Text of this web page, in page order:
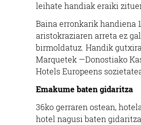
leihate handiak eraiki
Baina erronkarik handiena
aristokraziaren arreta ez
birmoldatuz. Handik
Marquetek —Donostiako
Hotels Europeens
Emakume baten gidaritza
36ko gerraren ostean,
hotel nagusi baten